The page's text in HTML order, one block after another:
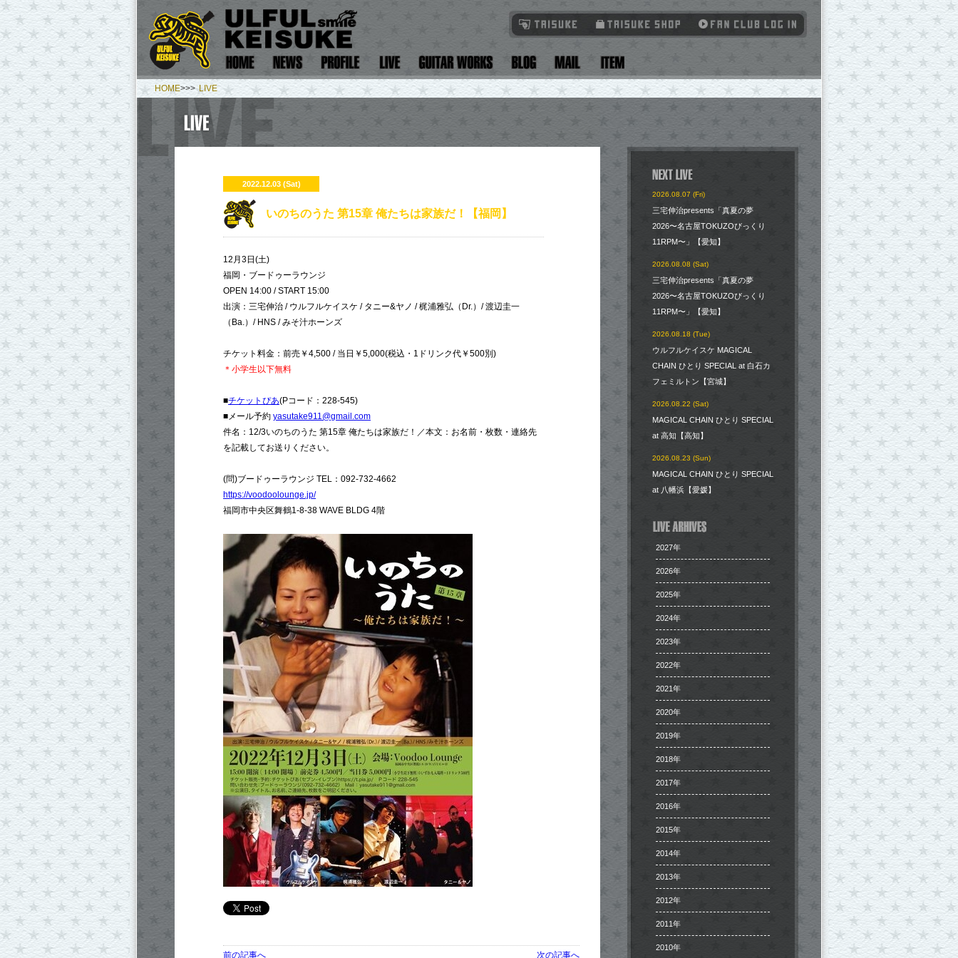
HOME>>> LIVE
2022.12.03 (Sat)
​いのちのうた 第15章 俺たちは家族だ！【福岡】
12月3日(土)
福岡・ブードゥーラウンジ
OPEN 14:00 / START 15:00
出演：三宅伸治 / ウルフルケイスケ / タニー&ヤノ / 梶浦雅弘（Dr.）/ 渡辺圭一
（Ba.）/ HNS / みそ汁ホーンズ
チケット料金：前売￥4,500 / 当日￥5,000(税込・1ドリンク代￥500別)
＊小学生以下無料
■チケットぴあ(Pコード：228-545)
■メール予約 yasutake911@gmail.com
件名：12/3いのちのうた 第15章 俺たちは家族だ！／本文：お名前・枚数・連絡先
を記載してお送りください。
(問)ブードゥーラウンジ TEL：092-732-4662
https://voodoolounge.jp/
福岡市中央区舞鶴1-8-38 WAVE BLDG 4階
前の記事へ 次の記事へ
2026.08.07 (Fri)
三宅伸治presents「真夏の夢
2026〜名古屋TOKUZOびっくり
11RPM〜」【愛知】
2026.08.08 (Sat)
三宅伸治presents「真夏の夢
2026〜名古屋TOKUZOびっくり
11RPM〜」【愛知】
2026.08.18 (Tue)
ウルフルケイスケ MAGICAL
CHAIN ひとり SPECIAL at 白石カ
フェミルトン【宮城】
2026.08.22 (Sat)
MAGICAL CHAIN ひとり SPECIAL
at 高知【高知】
2026.08.23 (Sun)
MAGICAL CHAIN ひとり SPECIAL
at 八幡浜【愛媛】
2027年
2026年
2025年
2024年
2023年
2022年
2021年
2020年
2019年
2018年
2017年
2016年
2015年
2014年
2013年
2012年
2011年
2010年